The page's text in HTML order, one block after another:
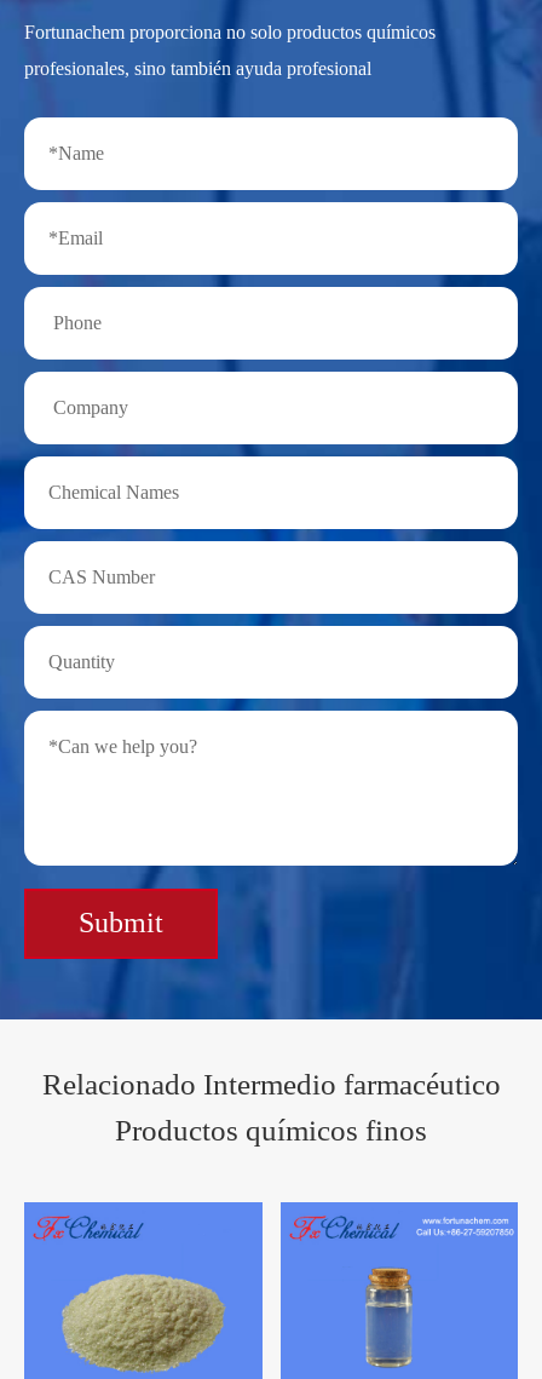
Fortunachem proporciona no solo productos químicos
profesionales, sino también ayuda profesional
Submit
Relacionado Intermedio farmacéutico
Productos químicos finos